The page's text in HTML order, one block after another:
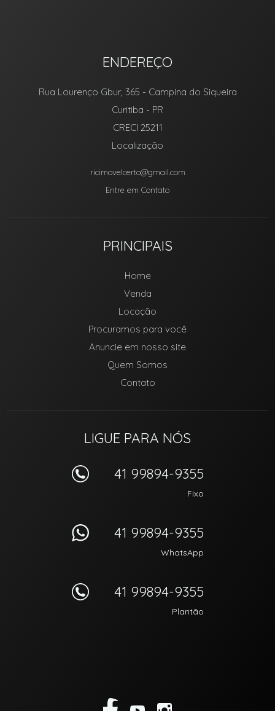
ENDEREÇO
Rua Lourenço Gbur, 365 - Campina do Siqueira
Curitiba - PR
CRECI 25211
Localização
ricimovelcerto@gmail.com
Entre em Contato
PRINCIPAIS
Home
Venda
Locação
Procuramos para você
Anuncie em nosso site
Quem Somos
Contato
LIGUE PARA NÓS
41 99894-9355
Fixo
41 99894-9355
WhatsApp
41 99894-9355
Plantão